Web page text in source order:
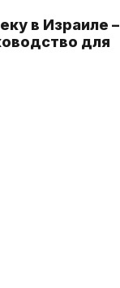
в Израиле –
для